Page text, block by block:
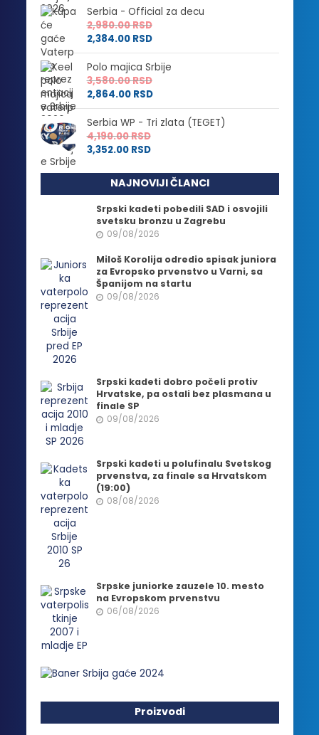
Serbia - Official za decu
2,980.00RSD
2,384.00 RSD
Polo majica Srbije
3,580.00RSD
2,864.00 RSD
Serbia WP - Tri zlata (TEGET)
4,190.00RSD
3,352.00 RSD
NAJNOVIJI ČLANCI
Srpski kadeti pobedili SAD i osvojili
svetsku bronzu u Zagrebu
09/08/2026
Miloš Korolija odredio spisak juniora
za Evropsko prvenstvo u Varni, sa
Španijom na startu
09/08/2026
Srpski kadeti dobro počeli protiv
Hrvatske, pa ostali bez plasmana u
finale SP
09/08/2026
Srpski kadeti u polufinalu Svetskog
prvenstva, za finale sa Hrvatskom
(19:00)
08/08/2026
Srpske juniorke zauzele 10. mesto
na Evropskom prvenstvu
06/08/2026
Proizvodi